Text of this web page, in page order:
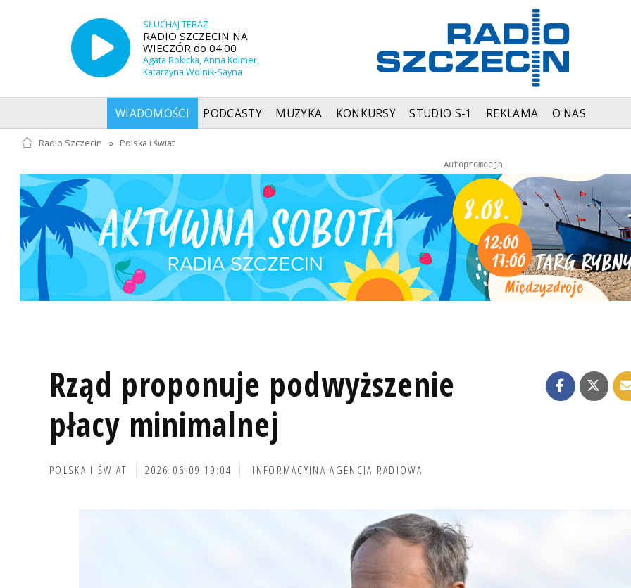
SŁUCHAJ TERAZ
RADIO SZCZECIN NA
WIECZÓR do 04:00
Agata Rokicka, Anna Kolmer,
Katarzyna Wolnik-Sayna
WIADOMOŚCI PODCASTY MUZYKA KONKURSY STUDIO S-1 REKLAMA O NAS
Radio Szczecin » Polska i świat
Autopromocja
Autopromocja
Rząd proponuje podwyższenie
płacy minimalnej
POLSKA I ŚWIAT 2026-06-09 19:04 INFORMACYJNA AGENCJA RADIOWA